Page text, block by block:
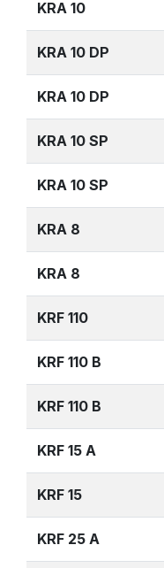
KRA 10
KRA 10 DP
KRA 10 DP
KRA 10 SP
KRA 10 SP
KRA 8
KRA 8
KRF 110
KRF 110 B
KRF 110 B
KRF 15 A
KRF 15
KRF 25 A